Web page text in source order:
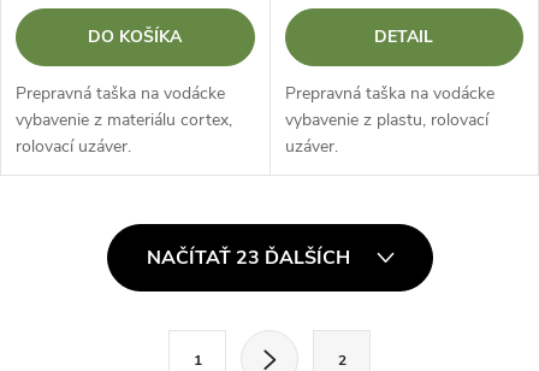
DO KOŠÍKA
Prepravná taška na vodácke
vybavenie z materiálu cortex,
rolovací uzáver.
DETAIL
Prepravná taška na vodácke
vybavenie z plastu, rolovací
uzáver.
NAČÍTAŤ 23 ĎALŠÍCH
1 2